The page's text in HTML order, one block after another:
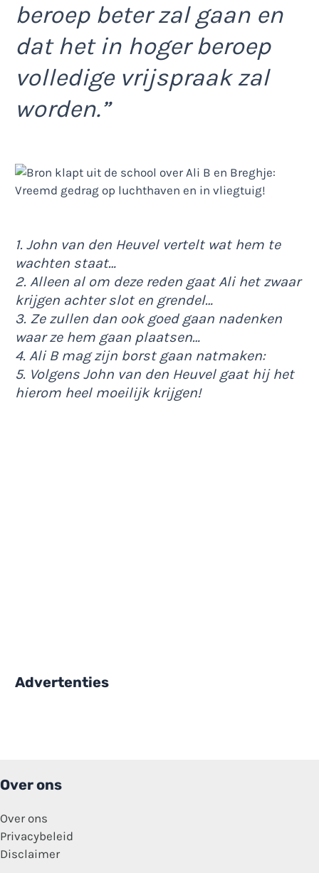
beroep beter zal gaan en
dat het in hoger beroep
volledige vrijspraak zal
worden.”
1. John van den Heuvel vertelt wat hem te
wachten staat…
2. Alleen al om deze reden gaat Ali het zwaar
krijgen achter slot en grendel…
3. Ze zullen dan ook goed gaan nadenken
waar ze hem gaan plaatsen…
4. Ali B mag zijn borst gaan natmaken:
5. Volgens John van den Heuvel gaat hij het
hierom heel moeilijk krijgen!
Advertenties
Over ons
Over ons
Privacybeleid
Disclaimer